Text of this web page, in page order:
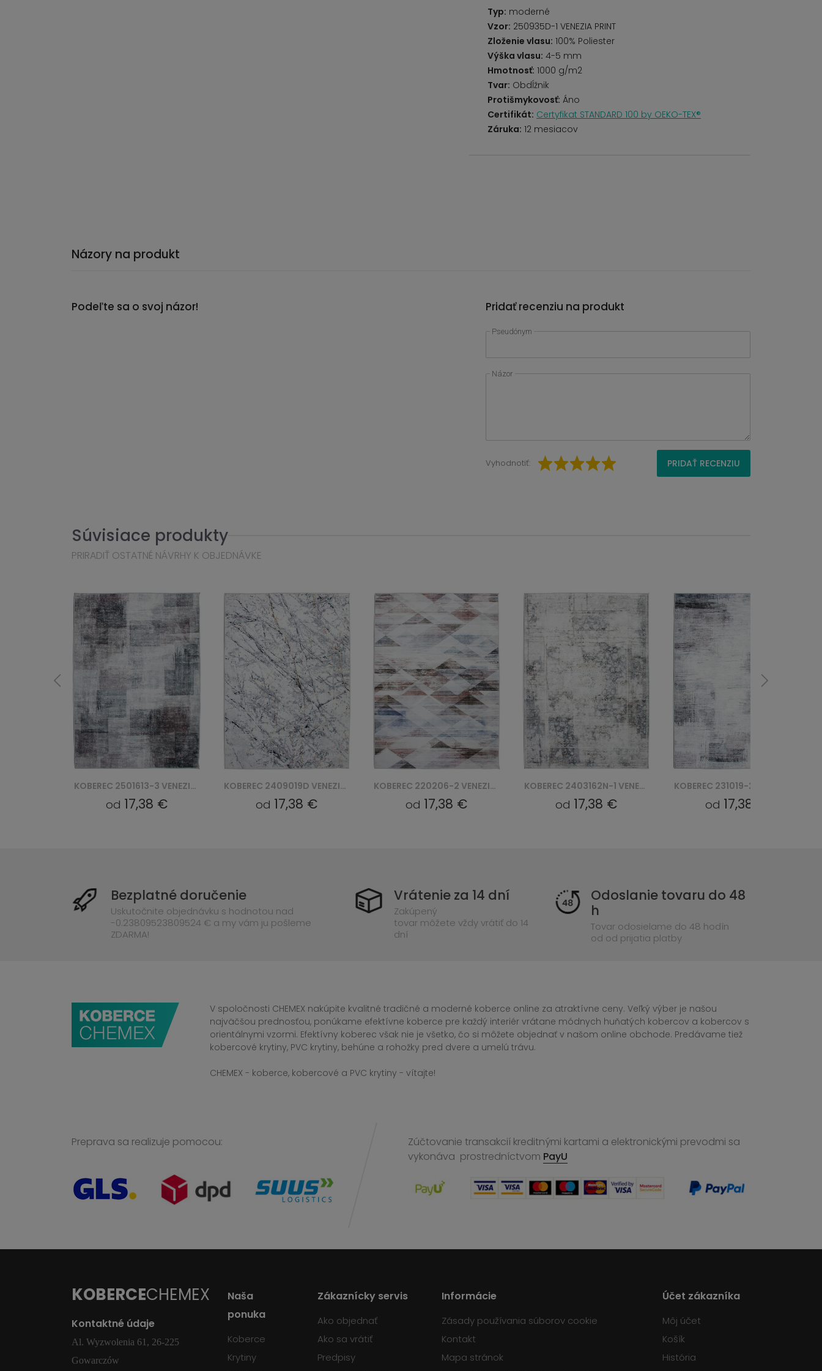
Typ: moderné
Vzor: 250935D-1 VENEZIA PRINT
Zloženie vlasu: 100% Poliester
Výška vlasu: 4-5 mm
Hmotnosť: 1000 g/m2
Tvar: Obdĺžnik
Protišmykovosť: Áno
Certifikát: Certyfikat STANDARD 100 by OEKO-TEX®
Záruka: 12 mesiacov
Názory na produkt
Podeľte sa o svoj názor! Pridať recenziu na produkt
Pseudónym
Názor
Vyhodnotiť: PRIDAŤ RECENZIU
Súvisiace produkty
PRIRADIŤ OSTATNÉ NÁVRHY K OBJEDNÁVKE
KOBEREC 2409019D VENEZIA PRINT
od 17,38 €
KOBEREC 220206-2 VENEZIA PRINT
od 17,38 €
KOBEREC 2403162N-1 VENEZIA PRINT
od 17,38 €
KOBEREC 231019-2 VENEZIA PRINT
od 17,38 € od 17,38 €
Bezplatné doručenie
Uskutočnite objednávku s hodnotou nad
-0.23809523809524 € a my vám ju pošleme
ZDARMA!
Vrátenie za 14 dní
Zakúpený
tovar môžete vždy vrátiť do 14
dní
Odoslanie tovaru do 48
h
Tovar odosielame do 48 hodín
od od prijatia platby
V spoločnosti CHEMEX nakúpite kvalitné tradičné a moderné koberce online za atraktívne ceny. Veľký výber je našou
najväčšou prednosťou, ponúkame efektívne koberce pre každý interiér vrátane módnych huňatých kobercov a kobercov s
orientálnymi vzormi. Efektívny koberec však nie je všetko, čo si môžete objednať v našom online obchode. Predávame tiež
kobercové krytiny, PVC krytiny, behúne a rohožky pred dvere a umelú trávu.
CHEMEX - koberce, kobercové a PVC krytiny - vítajte!
Preprava sa realizuje pomocou:
Zúčtovanie transakcií kreditnými kartami a elektronickými prevodmi sa
vykonáva prostredníctvom PayU
KOBERCECHEMEX
Kontaktné údaje
Al. Wyzwolenia 61, 26-225
Gowarczów
Naša
ponuka
Koberce
Krytiny
Zákaznícky servis
Ako objednať
Ako sa vrátiť
Predpisy
Informácie
Zásady používania súborov cookie
Kontakt
Mapa stránok
Účet zákazníka
Môj účet
Košík
História